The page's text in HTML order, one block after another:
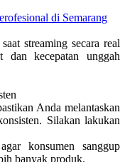
di Semarang
streaming secara real
dan kecepatan unggah
Anda melantaskan
Silakan lakukan
konsumen sanggup
banyak produk.